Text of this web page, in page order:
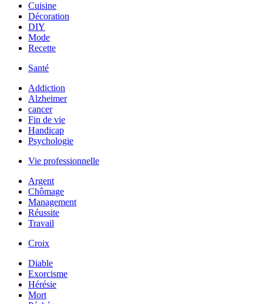
Cuisine
Décoration
DIY
Mode
Recette
Santé
Addiction
Alzheimer
cancer
Fin de vie
Handicap
Psychologie
Vie professionnelle
Argent
Chômage
Management
Réussite
Travail
Croix
Diable
Exorcisme
Hérésie
Mort